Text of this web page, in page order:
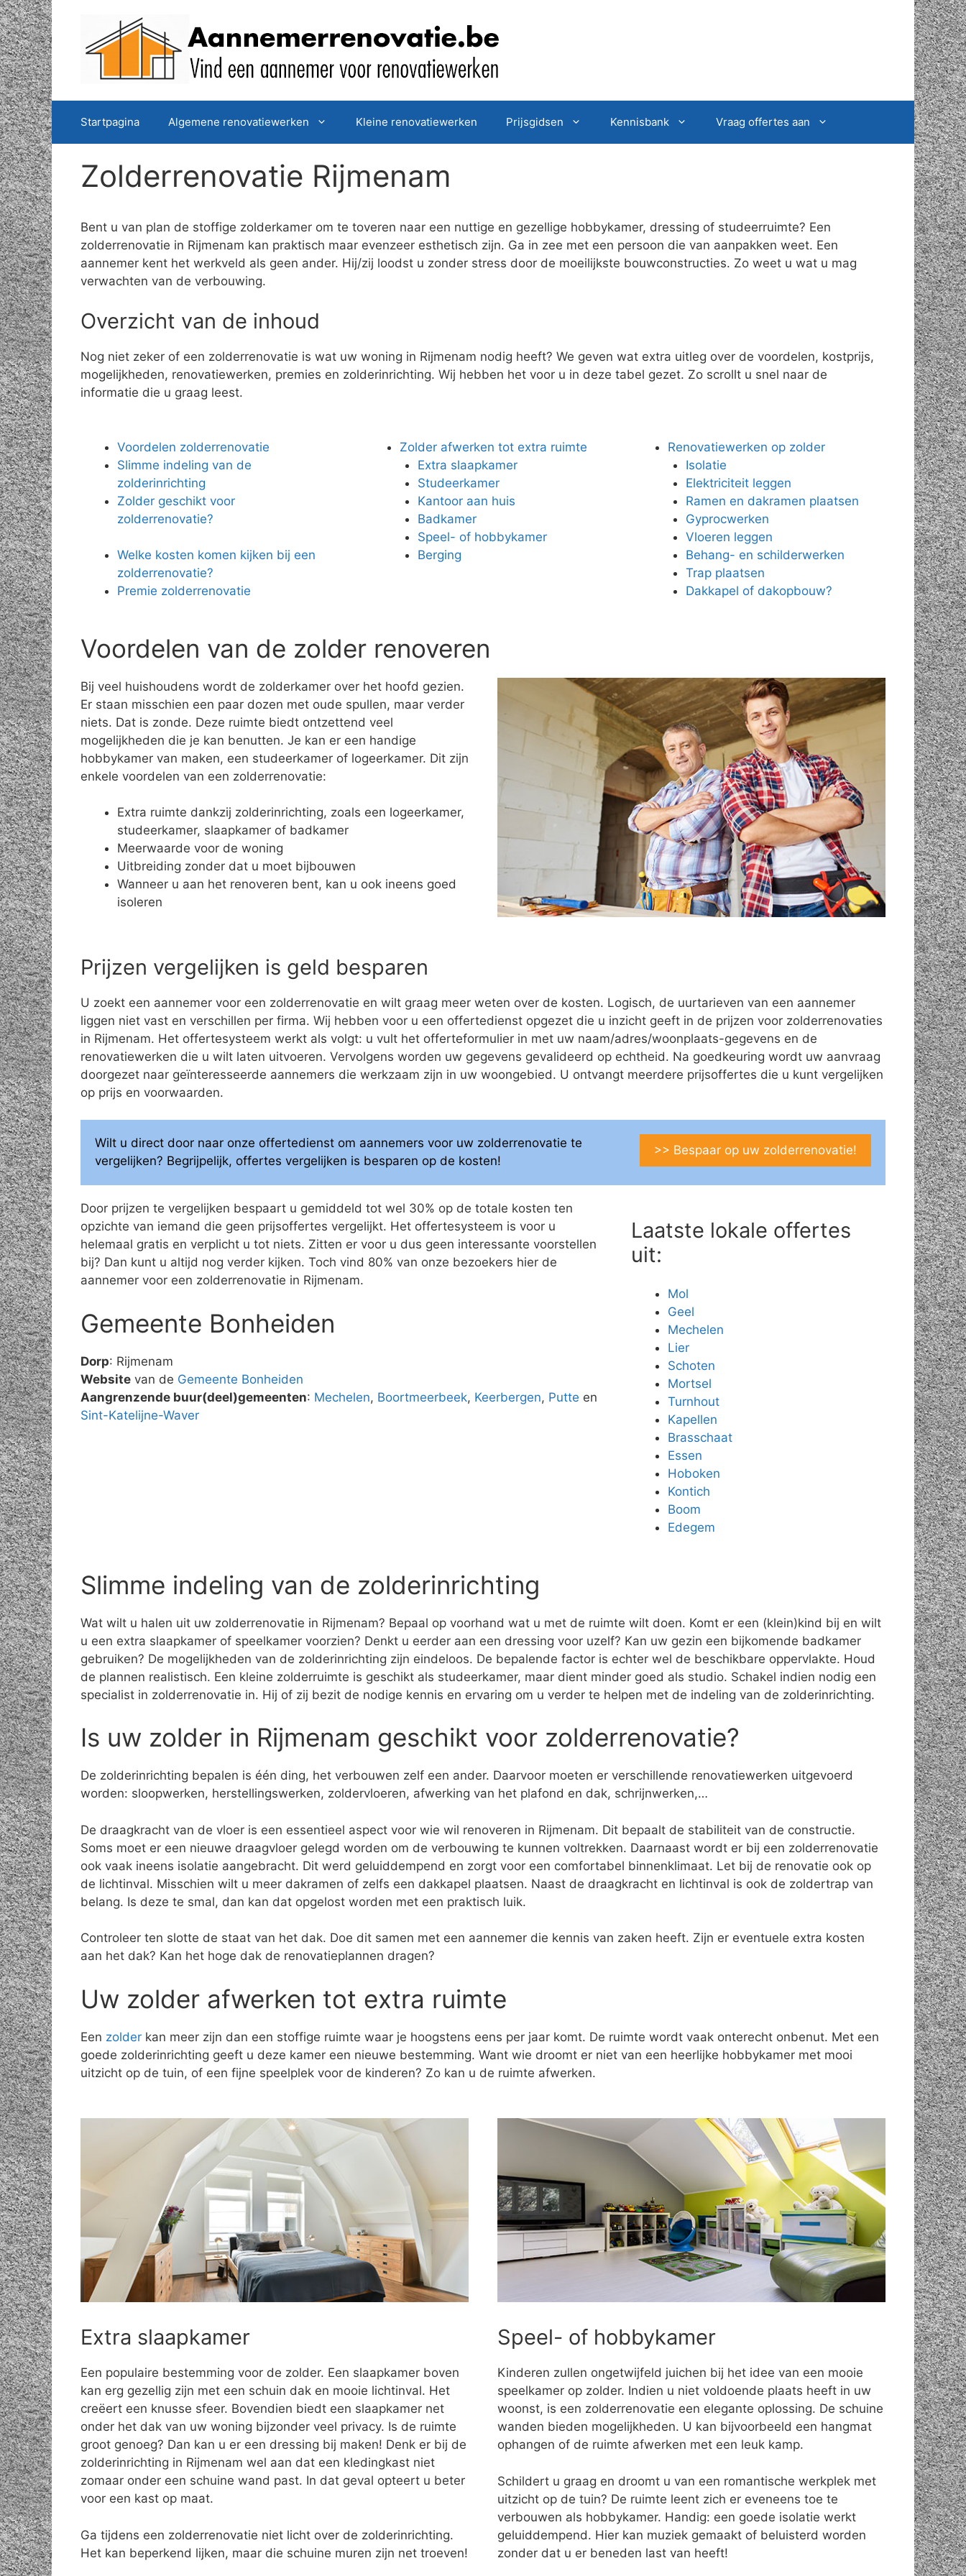
Spring
naar
de
inhoud
Startpagina Algemene renovatiewerken Kleine renovatiewerken Prijsgidsen Kennisbank Vraag offertes aan
Zolderrenovatie Rijmenam
Bent u van plan de stoffige zolderkamer om te toveren naar een nuttige en gezellige hobbykamer, dressing of studeerruimte? Een
zolderrenovatie in Rijmenam kan praktisch maar evenzeer esthetisch zijn. Ga in zee met een persoon die van aanpakken weet. Een
aannemer kent het werkveld als geen ander. Hij/zij loodst u zonder stress door de moeilijkste bouwconstructies. Zo weet u wat u mag
verwachten van de verbouwing.
Overzicht van de inhoud
Nog niet zeker of een zolderrenovatie is wat uw woning in Rijmenam nodig heeft? We geven wat extra uitleg over de voordelen, kostprijs,
mogelijkheden, renovatiewerken, premies en zolderinrichting. Wij hebben het voor u in deze tabel gezet. Zo scrollt u snel naar de
informatie die u graag leest.
Voordelen zolderrenovatie
Slimme indeling van de
zolderinrichting
Zolder geschikt voor
zolderrenovatie?
Welke kosten komen kijken bij een
zolderrenovatie?
Premie zolderrenovatie
Zolder afwerken tot extra ruimte
Extra slaapkamer
Studeerkamer
Kantoor aan huis
Badkamer
Speel- of hobbykamer
Berging
Renovatiewerken op zolder
Isolatie
Elektriciteit leggen
Ramen en dakramen plaatsen
Gyprocwerken
Vloeren leggen
Behang- en schilderwerken
Trap plaatsen
Dakkapel of dakopbouw?
Voordelen van de zolder renoveren
Bij veel huishoudens wordt de zolderkamer over het hoofd gezien.
Er staan misschien een paar dozen met oude spullen, maar verder
niets. Dat is zonde. Deze ruimte biedt ontzettend veel
mogelijkheden die je kan benutten. Je kan er een handige
hobbykamer van maken, een studeerkamer of logeerkamer. Dit zijn
enkele voordelen van een zolderrenovatie:
Extra ruimte dankzij zolderinrichting, zoals een logeerkamer,
studeerkamer, slaapkamer of badkamer
Meerwaarde voor de woning
Uitbreiding zonder dat u moet bijbouwen
Wanneer u aan het renoveren bent, kan u ook ineens goed
isoleren
Prijzen vergelijken is geld besparen
U zoekt een aannemer voor een zolderrenovatie en wilt graag meer weten over de kosten. Logisch, de uurtarieven van een aannemer
liggen niet vast en verschillen per firma. Wij hebben voor u een offertedienst opgezet die u inzicht geeft in de prijzen voor zolderrenovaties
in Rijmenam. Het offertesysteem werkt als volgt: u vult het offerteformulier in met uw naam/adres/woonplaats-gegevens en de
renovatiewerken die u wilt laten uitvoeren. Vervolgens worden uw gegevens gevalideerd op echtheid. Na goedkeuring wordt uw aanvraag
doorgezet naar geïnteresseerde aannemers die werkzaam zijn in uw woongebied. U ontvangt meerdere prijsoffertes die u kunt vergelijken
op prijs en voorwaarden.
Wilt u direct door naar onze offertedienst om aannemers voor uw zolderrenovatie te
vergelijken? Begrijpelijk, offertes vergelijken is besparen op de kosten!
>> Bespaar op uw zolderrenovatie!
Door prijzen te vergelijken bespaart u gemiddeld tot wel 30% op de totale kosten ten
opzichte van iemand die geen prijsoffertes vergelijkt. Het offertesysteem is voor u
helemaal gratis en verplicht u tot niets. Zitten er voor u dus geen interessante voorstellen
bij? Dan kunt u altijd nog verder kijken. Toch vind 80% van onze bezoekers hier de
aannemer voor een zolderrenovatie in Rijmenam.
Gemeente Bonheiden
Dorp: Rijmenam
Website van de Gemeente Bonheiden
Aangrenzende buur(deel)gemeenten: Mechelen, Boortmeerbeek, Keerbergen, Putte en
Sint-Katelijne-Waver
Laatste lokale offertes
uit:
Mol
Geel
Mechelen
Lier
Schoten
Mortsel
Turnhout
Kapellen
Brasschaat
Essen
Hoboken
Kontich
Boom
Edegem
Slimme indeling van de zolderinrichting
Wat wilt u halen uit uw zolderrenovatie in Rijmenam? Bepaal op voorhand wat u met de ruimte wilt doen. Komt er een (klein)kind bij en wilt
u een extra slaapkamer of speelkamer voorzien? Denkt u eerder aan een dressing voor uzelf? Kan uw gezin een bijkomende badkamer
gebruiken? De mogelijkheden van de zolderinrichting zijn eindeloos. De bepalende factor is echter wel de beschikbare oppervlakte. Houd
de plannen realistisch. Een kleine zolderruimte is geschikt als studeerkamer, maar dient minder goed als studio. Schakel indien nodig een
specialist in zolderrenovatie in. Hij of zij bezit de nodige kennis en ervaring om u verder te helpen met de indeling van de zolderinrichting.
Is uw zolder in Rijmenam geschikt voor zolderrenovatie?
De zolderinrichting bepalen is één ding, het verbouwen zelf een ander. Daarvoor moeten er verschillende renovatiewerken uitgevoerd
worden: sloopwerken, herstellingswerken, zoldervloeren, afwerking van het plafond en dak, schrijnwerken,…
De draagkracht van de vloer is een essentieel aspect voor wie wil renoveren in Rijmenam. Dit bepaalt de stabiliteit van de constructie.
Soms moet er een nieuwe draagvloer gelegd worden om de verbouwing te kunnen voltrekken. Daarnaast wordt er bij een zolderrenovatie
ook vaak ineens isolatie aangebracht. Dit werd geluiddempend en zorgt voor een comfortabel binnenklimaat. Let bij de renovatie ook op
de lichtinval. Misschien wilt u meer dakramen of zelfs een dakkapel plaatsen. Naast de draagkracht en lichtinval is ook de zoldertrap van
belang. Is deze te smal, dan kan dat opgelost worden met een praktisch luik.
Controleer ten slotte de staat van het dak. Doe dit samen met een aannemer die kennis van zaken heeft. Zijn er eventuele extra kosten
aan het dak? Kan het hoge dak de renovatieplannen dragen?
Uw zolder afwerken tot extra ruimte
Een zolder kan meer zijn dan een stoffige ruimte waar je hoogstens eens per jaar komt. De ruimte wordt vaak onterecht onbenut. Met een
goede zolderinrichting geeft u deze kamer een nieuwe bestemming. Want wie droomt er niet van een heerlijke hobbykamer met mooi
uitzicht op de tuin, of een fijne speelplek voor de kinderen? Zo kan u de ruimte afwerken.
Extra slaapkamer
Een populaire bestemming voor de zolder. Een slaapkamer boven
kan erg gezellig zijn met een schuin dak en mooie lichtinval. Het
creëert een knusse sfeer. Bovendien biedt een slaapkamer net
onder het dak van uw woning bijzonder veel privacy. Is de ruimte
groot genoeg? Dan kan u er een dressing bij maken! Denk er bij de
zolderinrichting in Rijmenam wel aan dat een kledingkast niet
zomaar onder een schuine wand past. In dat geval opteert u beter
voor een kast op maat.
Ga tijdens een zolderrenovatie niet licht over de zolderinrichting.
Het kan beperkend lijken, maar die schuine muren zijn net troeven!
Speel- of hobbykamer
Kinderen zullen ongetwijfeld juichen bij het idee van een mooie
speelkamer op zolder. Indien u niet voldoende plaats heeft in uw
woonst, is een zolderrenovatie een elegante oplossing. De schuine
wanden bieden mogelijkheden. U kan bijvoorbeeld een hangmat
ophangen of de ruimte afwerken met een leuk kamp.
Schildert u graag en droomt u van een romantische werkplek met
uitzicht op de tuin? De ruimte leent zich er eveneens toe te
verbouwen als hobbykamer. Handig: een goede isolatie werkt
geluiddempend. Hier kan muziek gemaakt of beluisterd worden
zonder dat u er beneden last van heeft!